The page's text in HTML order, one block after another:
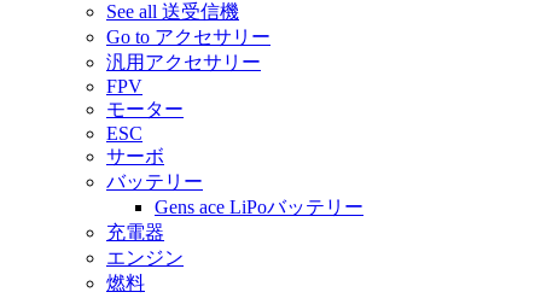
See all 送受信機
Go to アクセサリー
汎用アクセサリー
FPV
モーター
ESC
サーボ
バッテリー
Gens ace LiPoバッテリー
充電器
エンジン
燃料